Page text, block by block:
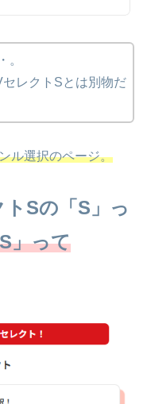
。
レクトSとは別物だ
ル選択のページ。
Sの「S」っ
」って